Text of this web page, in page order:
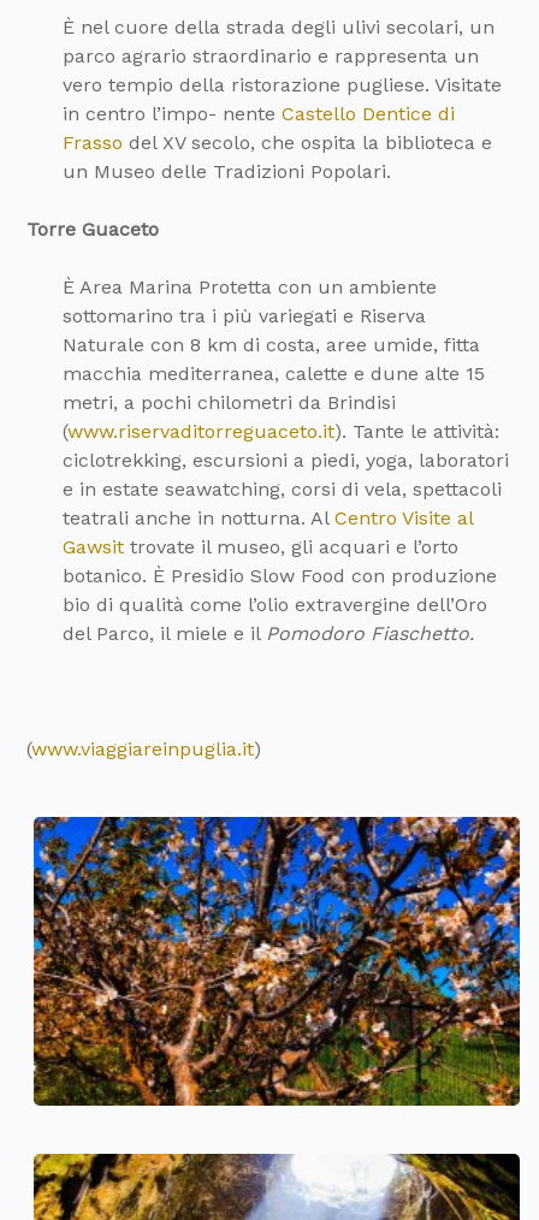
È nel cuore della strada degli ulivi secolari, un
parco agrario straordinario e rappresenta un
vero tempio della ristorazione pugliese. Visitate
in centro l’impo- nenteCastello Dentice di
Frasso del XV secolo, che ospita la biblioteca e
un Museo delle Tradizioni Popolari.
Torre Guaceto
È Area Marina Protetta con un ambiente
sottomarino tra i più variegati e Riserva
Naturale con 8 km di costa, aree umide, fitta
macchia mediterranea, calette e dune alte 15
metri, a pochi chilometri da Brindisi
(www.riservaditorreguaceto.it). Tante le attività:
ciclotrekking, escursioni a piedi, yoga, laboratori
e in estate seawatching, corsi di vela, spettacoli
teatrali anche in notturna. AlCentro Visite al
Gawsit trovate il museo, gli acquari e l’orto
botanico. È Presidio Slow Food con produzione
bio di qualità come l’olio extravergine dell’Oro
del Parco, il miele e il Pomodoro Fiaschetto.
(www.viaggiareinpuglia.it)